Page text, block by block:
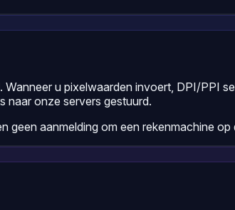
u pixelwaarden invoert, DPI/PPI
naar onze servers gestuurd.
geen aanmelding om een rekenmachine op